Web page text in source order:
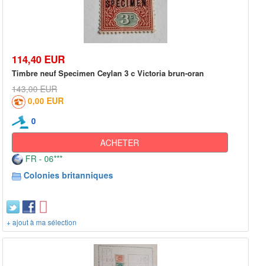
114,40 EUR
Timbre neuf Specimen Ceylan 3 c Victoria brun-oran
143,00 EUR
0,00 EUR
0
ACHETER
FR - 06***
Colonies britanniques
+ ajout à ma sélection